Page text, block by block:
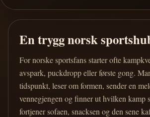
En trygg norsk
For norske sportsfans starter ofte
avspark, puckdropp eller første gong.
tidspunkt, leser om formen, sender en
vennegjengen og finner ut hvilken kamp
fortjener sofaen, snacksen og den sene